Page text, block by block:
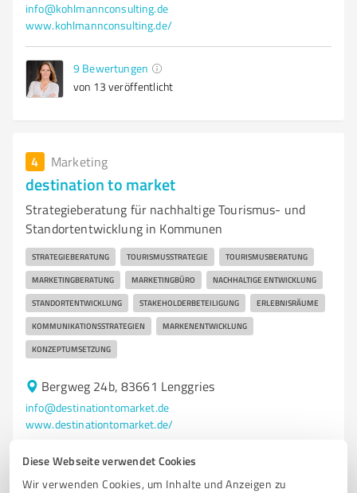
Diese Webseite verwendet Cookies
Wir verwenden Cookies, um Inhalte und Anzeigen zu
info@kohlmannconsulting.de
www.kohlmannconsulting.de/
9 Bewertungen
von 13 veröffentlicht
4 Marketing
destination to market
Strategieberatung für nachhaltige Tourismus- und
Standortentwicklung in Kommunen
STRATEGIEBERATUNG TOURISMUSSTRATEGIE TOURISMUSBERATUNG
MARKETINGBERATUNG MARKETINGBÜRO NACHHALTIGE ENTWICKLUNG
STANDORTENTWICKLUNG STAKEHOLDERBETEILIGUNG ERLEBNISRÄUME
KOMMUNIKATIONSSTRATEGIEN MARKENENTWICKLUNG
KONZEPTUMSETZUNG
Bergweg 24b, 83661 Lenggries
info@destinationtomarket.de
www.destinationtomarket.de/
0,00 / 5,00
Nicht bewertet 0